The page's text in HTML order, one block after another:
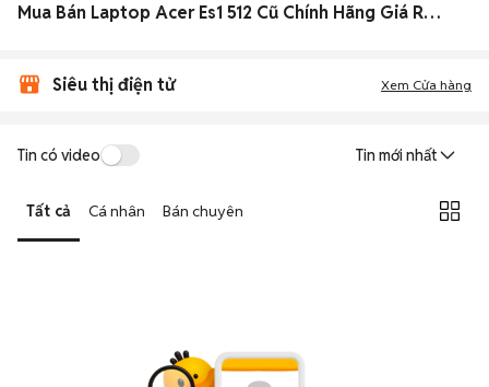
Mua Bán Laptop Acer Es1 512 Cũ Chính Hãng Giá Rẻ Hàng Xịn
Siêu thị điện tử Xem Cửa hàng
Tin có video Tin mới nhất
Tất cả Cá nhân Bán chuyên